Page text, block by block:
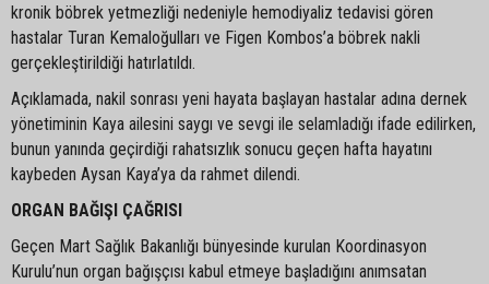
kronik böbrek yetmezliği nedeniyle hemodiyaliz tedavisi gören
hastalar Turan Kemaloğulları ve Figen Kombos’a böbrek nakli
gerçekleştirildiği hatırlatıldı.
Açıklamada, nakil sonrası yeni hayata başlayan hastalar adına dernek
yönetiminin Kaya ailesini saygı ve sevgi ile selamladığı ifade edilirken,
bunun yanında geçirdiği rahatsızlık sonucu geçen hafta hayatını
kaybeden Aysan Kaya’ya da rahmet dilendi.
ORGAN BAĞIŞI ÇAĞRISI
Geçen Mart Sağlık Bakanlığı bünyesinde kurulan Koordinasyon
Kurulu’nun organ bağışçısı kabul etmeye başladığını anımsatan